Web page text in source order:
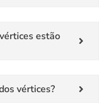
estão
vértices?